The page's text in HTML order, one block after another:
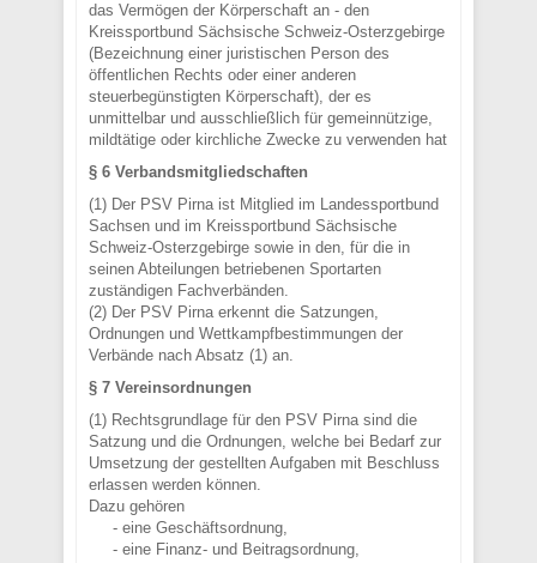
das Vermögen der Körperschaft an - den
Kreissportbund Sächsische Schweiz-Osterzgebirge
(Bezeichnung einer juristischen Person des
öffentlichen Rechts oder einer anderen
steuerbegünstigten Körperschaft), der es
unmittelbar und ausschließlich für gemeinnützige,
mildtätige oder kirchliche Zwecke zu verwenden hat
§ 6 Verbandsmitgliedschaften
(1) Der PSV Pirna ist Mitglied im Landessportbund
Sachsen und im Kreissportbund Sächsische
Schweiz-Osterzgebirge sowie in den, für die in
seinen Abteilungen betriebenen Sportarten
zuständigen Fachverbänden.
(2) Der PSV Pirna erkennt die Satzungen,
Ordnungen und Wettkampfbestimmungen der
Verbände nach Absatz (1) an.
§ 7 Vereinsordnungen
(1) Rechtsgrundlage für den PSV Pirna sind die
Satzung und die Ordnungen, welche bei Bedarf zur
Umsetzung der gestellten Aufgaben mit Beschluss
erlassen werden können.
Dazu gehören
- eine Geschäftsordnung,
- eine Finanz- und Beitragsordnung,